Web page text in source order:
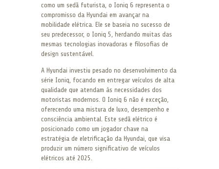
como um sedã futurista, o Ioniq 6 representa o
compromisso da Hyundai em avançar na
mobilidade elétrica. Ele se baseia no sucesso de
seu predecessor, o Ioniq 5, herdando muitas das
mesmas tecnologias inovadoras e filosofias de
design sustentável.
A Hyundai investiu pesado no desenvolvimento da
série Ioniq, focando em entregar veículos de alta
qualidade que atendam às necessidades dos
motoristas modernos. O Ioniq 6 não é exceção,
oferecendo uma mistura de luxo, desempenho e
consciência ambiental. Este sedã elétrico é
posicionado como um jogador chave na
estratégia de eletrificação da Hyundai, que visa
produzir um número significativo de veículos
elétricos até 2025.